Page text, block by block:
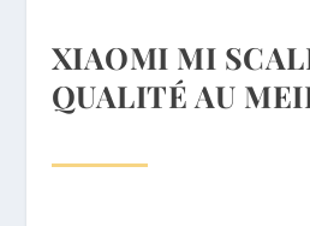
XIAOMI MI
QUALITÉ AU